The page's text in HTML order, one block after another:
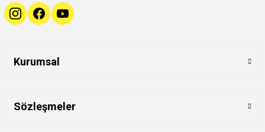
Kurumsal
Sözleşmeler